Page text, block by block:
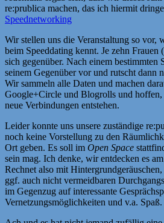
re:prublica machen, das ich hiermit
Speednetworking
Wir stellen uns die Veranstaltung so vor,
beim Speeddating kennt. Je zehn Frauen
sich gegenüber. Nach einem bestimmten
seinem Gegenüber vor und rutscht dann
Wir sammeln alle Daten und machen
Google+Circle und Blogrolls und hoffen,
neue Verbindungen entstehen.
Leider konnte uns unsere zuständige
noch keine Vorstellung zu den
Ort geben. Es soll im Open Space
sein mag. Ich denke, wir entdecken es
Rechnet also mit
ggf. auch nicht vermeidbaren
im Gegenzug auf interessante
Vernetzungsmöglichkeiten und v.a. Spaß.